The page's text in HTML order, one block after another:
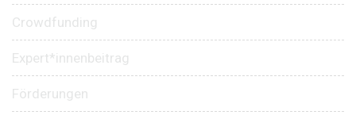
Crowdfunding
Expert*innenbeitrag
Förderungen